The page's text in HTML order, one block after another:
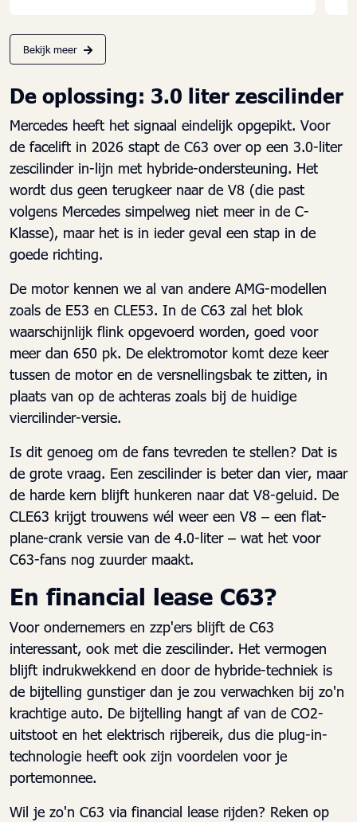
Bekijk meer
De oplossing: 3.0 liter zescilinder
Mercedes heeft het signaal eindelijk opgepikt. Voor
de facelift in 2026 stapt de C63 over op een 3.0-liter
zescilinder in-lijn met hybride-ondersteuning. Het
wordt dus geen terugkeer naar de V8 (die past
volgens Mercedes simpelweg niet meer in de C-
Klasse), maar het is in ieder geval een stap in de
goede richting.
De motor kennen we al van andere AMG-modellen
zoals de E53 en CLE53. In de C63 zal het blok
waarschijnlijk flink opgevoerd worden, goed voor
meer dan 650 pk. De elektromotor komt deze keer
tussen de motor en de versnellingsbak te zitten, in
plaats van op de achteras zoals bij de huidige
viercilinder-versie.
Is dit genoeg om de fans tevreden te stellen? Dat is
de grote vraag. Een zescilinder is beter dan vier, maar
de harde kern blijft hunkeren naar dat V8-geluid. De
CLE63 krijgt trouwens wél weer een V8 – een flat-
plane-crank versie van de 4.0-liter – wat het voor
C63-fans nog zuurder maakt.
En financial lease C63?
Voor ondernemers en zzp'ers blijft de C63
interessant, ook met die zescilinder. Het vermogen
blijft indrukwekkend en door de hybride-techniek is
de bijtelling gunstiger dan je zou verwachken bij zo'n
krachtige auto. De bijtelling hangt af van de CO2-
uitstoot en het elektrisch rijbereik, dus die plug-in-
technologie heeft ook zijn voordelen voor je
portemonnee.
Wil je zo'n C63 via financial lease rijden? Reken op